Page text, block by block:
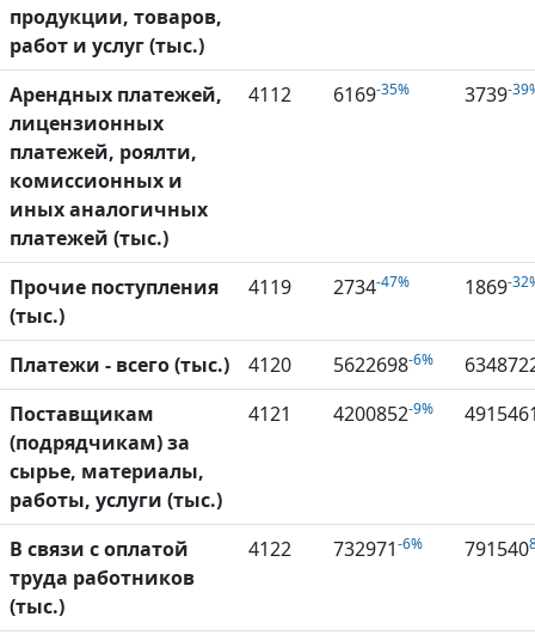
продукции, товаров,
работ и услуг (тыс.)
Арендных платежей,
лицензионных
платежей, роялти,
комиссионных и
иных аналогичных
платежей (тыс.)
4112 6169-35% 3739-
Прочие поступления
(тыс.)
4119 2734-47% 1869-
Платежи - всего (тыс.) 4120 5622698-6%
Поставщикам
(подрядчикам) за
сырье, материалы,
работы, услуги (тыс.)
4121 4200852-9%
В связи с оплатой
труда работников
(тыс.)
4122 732971-6% 791540